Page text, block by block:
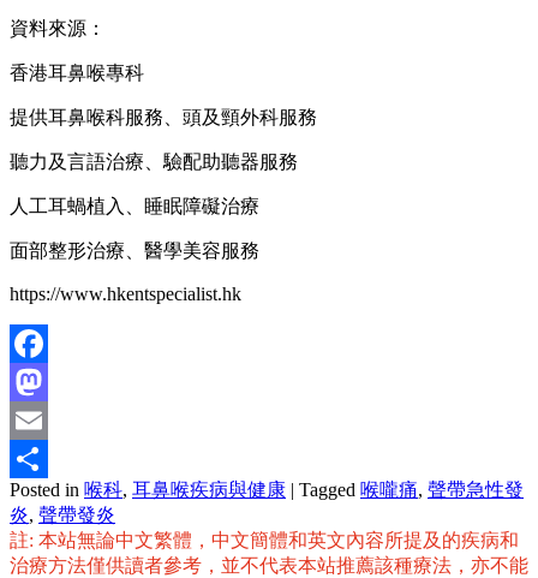
資料來源：
香港耳鼻喉專科
提供耳鼻喉科服務、頭及頸外科服務
聽力及言語治療、驗配助聽器服務
人工耳蝸植入、睡眠障礙治療
面部整形治療、醫學美容服務
https://www.hkentspecialist.hk
Facebook
Mastodon
Email
分
享
Posted in 喉科, 耳鼻喉疾病與健康 | Tagged 喉嚨痛, 聲帶急性發
炎, 聲帶發炎
註: 本站無論中文繁體，中文簡體和英文內容所提及的疾病和
治療方法僅供讀者參考，並不代表本站推薦該種療法，亦不能